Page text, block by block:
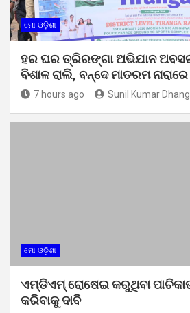
ମୋ ଓଡ଼ିଶା
ହର ଘର ତ୍ରିରଙ୍ଗା ଅଭିଯାନ
ବିଶାଳ ରାଲି, ବନ୍ଦେ ମାତରମ
7 hours ago Sunil Kumar
ମୋ ଓଡ଼ିଶା
ଏମ୍‌ଡିଏମ୍‌ ରୋଷେଇ କରୁଥିବା
କରିବାକୁ ଦାବି